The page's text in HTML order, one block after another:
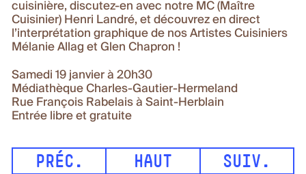
cuisinière, discutez-en avec notre MC (Maître
Cuisinier) Henri Landré, et découvrez en direct
l’interprétation graphique de nos Artistes Cuisiniers
Mélanie Allag et Glen Chapron !
Samedi 19 janvier à 20h30
Médiathèque Charles-Gautier-Hermeland
Rue François Rabelais à Saint-Herblain
Entrée libre et gratuite
PRÉC. HAUT SUIV.